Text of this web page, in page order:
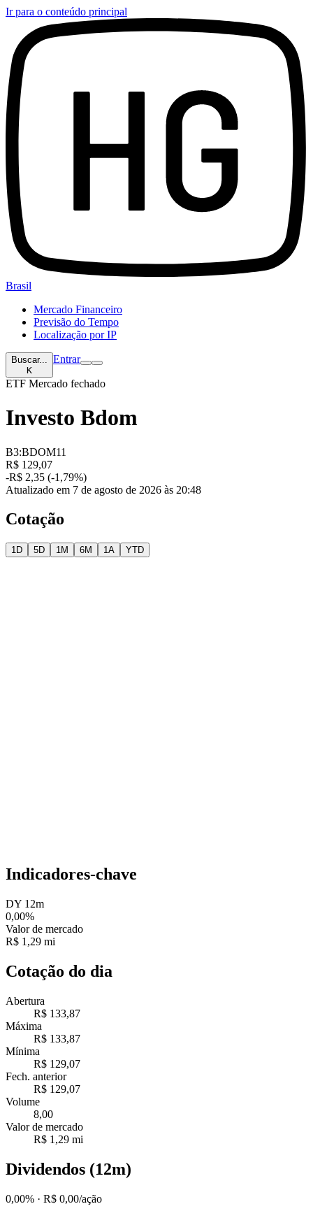
Ir para o conteúdo principal
Brasil
Mercado Financeiro
Previsão do Tempo
Localização por IP
Buscar...
K
Entrar
ETF Mercado fechado
Investo Bdom
B3:BDOM11
R$ 129,07
-R$ 2,35 (-1,79%)
Atualizado em 7 de agosto de 2026 às 20:48
Cotação
1D 5D 1M 6M 1A YTD
Indicadores-chave
DY 12m
0,00%
Valor de mercado
R$ 1,29 mi
Cotação do dia
Abertura
R$ 133,87
Máxima
R$ 133,87
Mínima
R$ 129,07
Fech. anterior
R$ 129,07
Volume
8,00
Valor de mercado
R$ 1,29 mi
Dividendos (12m)
0,00% · R$ 0,00/ação